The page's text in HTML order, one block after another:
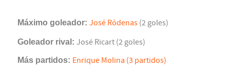
Máximo goleador: José Ródenas (2 goles)
Goleador rival: José Ricart (2 goles)
Más partidos: Enrique Molina (3 partidos)